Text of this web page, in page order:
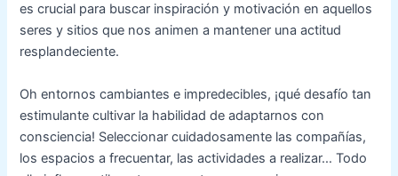
es crucial para buscar inspiración y motivación en aquellos
seres y sitios que nos animen a mantener una actitud
resplandeciente.
Oh entornos cambiantes e impredecibles, ¡qué desafío tan
estimulante cultivar la habilidad de adaptarnos con
consciencia! Seleccionar cuidadosamente las compañías,
los espacios a frecuentar, las actividades a realizar… Todo